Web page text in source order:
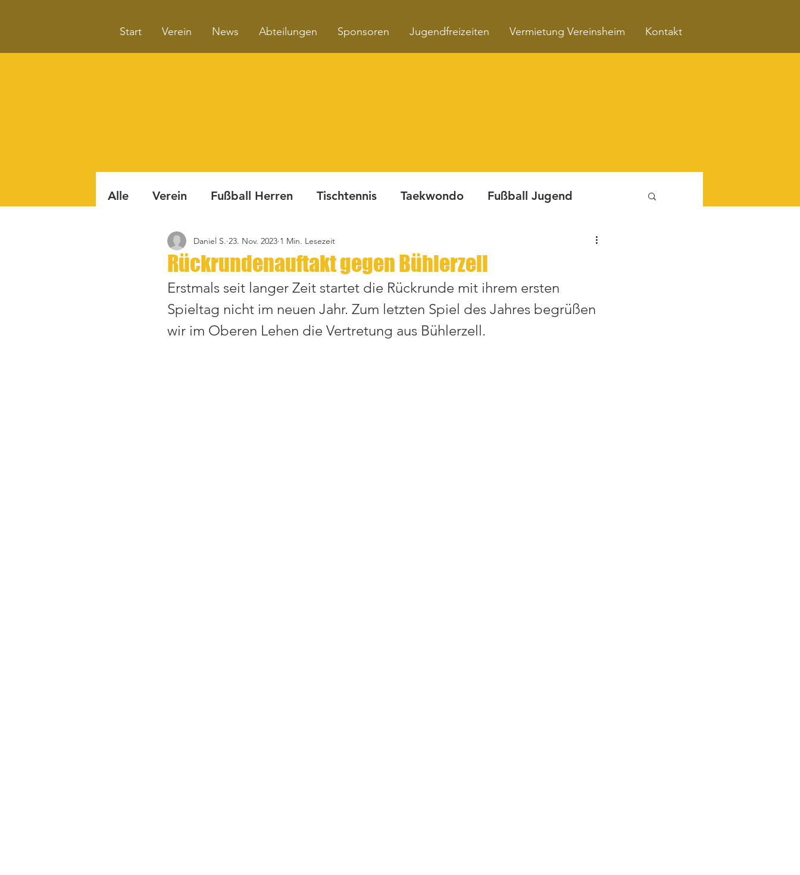
Start Verein News Abteilungen Sponsoren Jugendfreizeiten Vermietung Vereinsheim Kontakt
Alle Verein Fußball Herren Tischtennis Taekwondo Fußball Jugend
Badminton Boule Turnen Fitnesskurse Fitnessboxen
Rückrundenauftakt gegen Bühlerzell
Daniel S. 23. Nov. 2023 1 Min. Lesezeit
Erstmals seit langer Zeit startet die Rückrunde mit ihrem ersten
Spieltag nicht im neuen Jahr. Zum letzten Spiel des Jahres begrüßen
wir im Oberen Lehen die Vertretung aus Bühlerzell.